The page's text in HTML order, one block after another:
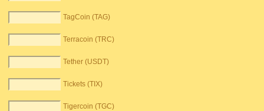
TagCoin (TAG)
Terracoin (TRC)
Tether (USDT)
Tickets (TIX)
Tigercoin (TGC)